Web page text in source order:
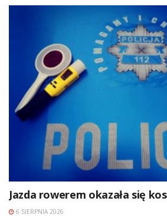
Jazda rowerem okazała się
6 SIERPNIA 2026